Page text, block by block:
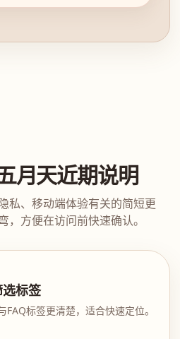
月天近期说明
私、移动端体验有关的简短更
方便在访问前快速确认。
标签
标签更清楚，适合快速定位。